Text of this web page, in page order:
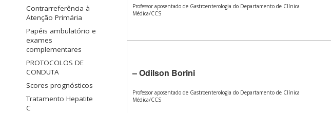
Contrarreferência à
Atenção Primária
Papéis ambulatório e
exames
complementares
PROTOCOLOS DE
CONDUTA
Scores prognósticos
Tratamento Hepatite
C
Professor aposentado de Gastroenterologia do Departamento de Clínica
Médica/CCS
– Odilson Borini
Professor aposentado de Gastroenterologia do Departamento de Clínica
Médica/CCS